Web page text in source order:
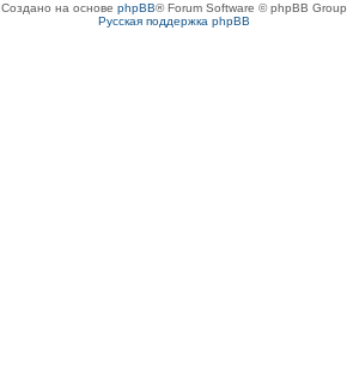
Создано на основе phpBB® Forum Software © phpBB Group
Русская поддержка phpBB